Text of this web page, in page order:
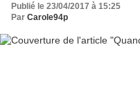
Publié le 23/04/2017 à 15:25
Par Carole94p